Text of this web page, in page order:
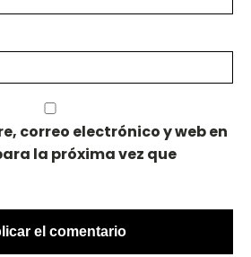
correo electrónico y web en
la próxima vez que